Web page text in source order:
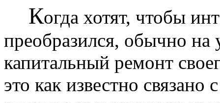
Когда хотят, чтобы
преобразился, обычно на
капитальный ремонт
это как известно